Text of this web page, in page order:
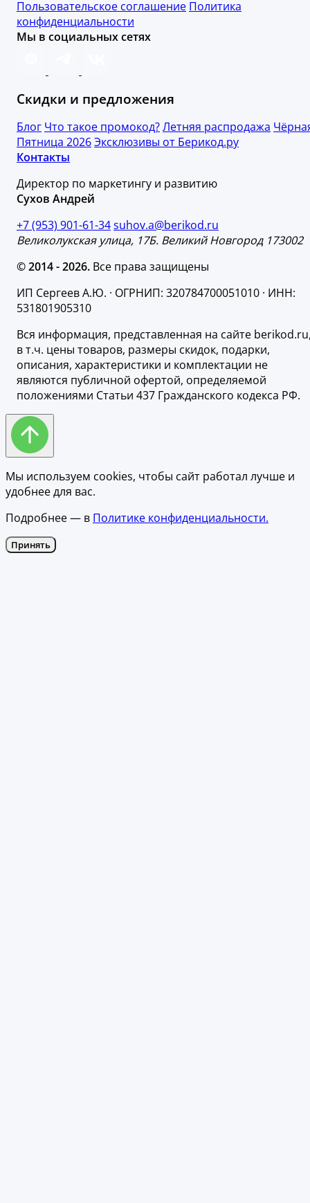
Пользовательское соглашение Политика
конфиденциальности
Мы в социальных сетях
Скидки и предложения
Блог Что такое промокод?Летняя распродажа
Пятница 2026Эксклюзивы от Берикод.ру
Контакты
Директор по маркетингу и развитию
Сухов Андрей
+7 (953) 901-61-34suhov.a@berikod.ru
Великолукская улица, 17Б. Великий Новгород 173002
© 2014 - 2026. Все права защищены
ИП Сергеев А.Ю. · ОГРНИП: 320784700051010 · ИНН:
531801905310
Вся информация, представленная на сайте
в т.ч. цены товаров, размеры скидок, подарки,
описания, характеристики и комплектации не
являются публичной офертой, определяемой
положениями Статьи 437 Гражданского кодекса РФ.
Мы используем cookies, чтобы сайт работал лучше и
удобнее для вас.
Подробнее — в Политике конфиденциальности.
Принять